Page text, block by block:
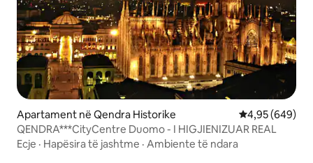
Apartament në Qendra Historike Vlerësimi
4,95 (649)
QENDRA***CityCentre Duomo - I HIGJIENIZUAR REAL
Ecje · Hapësira të jashtme · Ambiente të ndara